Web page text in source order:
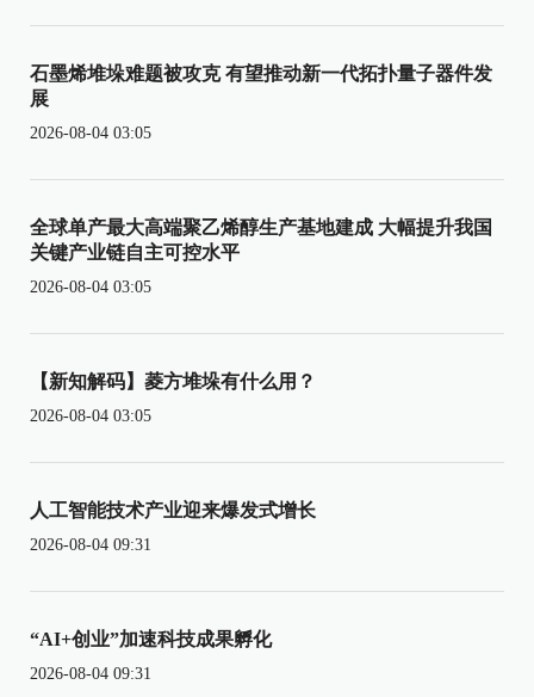
石墨烯堆垛难题被攻克 有望推动新一代拓扑量子器件发
展
2026-08-04 03:05
全球单产最大高端聚乙烯醇生产基地建成 大幅提升我国
关键产业链自主可控水平
2026-08-04 03:05
【新知解码】菱方堆垛有什么用？
2026-08-04 03:05
人工智能技术产业迎来爆发式增长
2026-08-04 09:31
“AI+创业”加速科技成果孵化
2026-08-04 09:31